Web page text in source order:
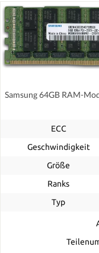
Samsung 64GB RAM-
ECC
Geschwindigkeit
Größe
Ranks
Typ